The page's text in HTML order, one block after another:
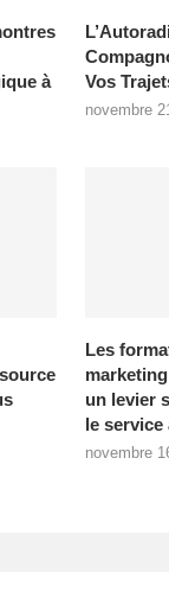
à
Vos
novembre
Les
un levier
le
novembre